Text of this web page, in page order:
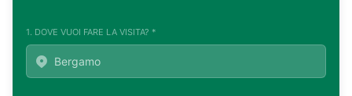
1. DOVE VUOI FARE LA VISITA? *